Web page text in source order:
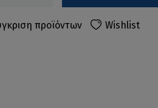
προϊόντων Wishlist